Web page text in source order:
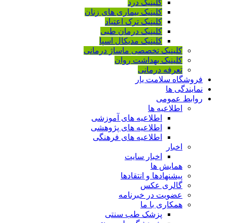
کلینیک درد
کلینیک بیماری های زنان
کلینیک ترک اعتیاد
کلینیک درمان طبی
کلینیک مدیکال اسپا
کلینیک تخصصی ماساژ درمانی
کلینیک بهداشت روان
تعرفه درمانی
فروشگاه سلامت یار
نمایندگی ها
روابط عمومی
اطلاعیه ها
اطلاعیه های آموزشی
اطلاعیه های پژوهشی
اطلاعیه های فرهنگی
اخبار
اخبار سایت
همایش ها
پیشنهادها و انتقادها
گالری عکس
عضویت در خبرنامه
همکاری با ما
پزشک طب سنتی